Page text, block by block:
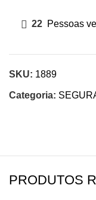
22 Pessoas
SKU: 1889
Categoria:
PRODUTOS